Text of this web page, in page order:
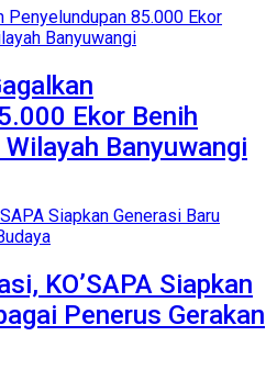
Ekor Benih
Banyuwangi
KO’SAPA Siapkan
Penerus Gerakan